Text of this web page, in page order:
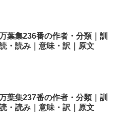
葉集236番の作者・分類｜訓
・読み｜意味・訳｜原文
葉集237番の作者・分類｜訓
・読み｜意味・訳｜原文